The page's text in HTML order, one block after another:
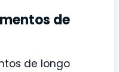
de
de longo